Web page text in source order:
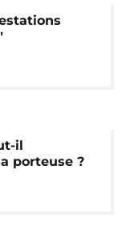
il
porteuse ?